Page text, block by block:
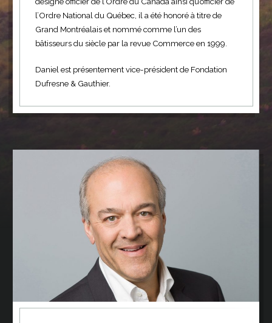
l’Ordre National du Québec, il a été honoré à titre de
Grand Montréalais et nommé comme l’un des
bâtisseurs du siècle par la revue Commerce en 1999.
Daniel est présentement vice-président de Fondation
Dufresne & Gauthier.